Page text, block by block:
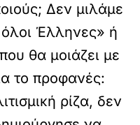
Δεν μιλάμε
όλοι Έλληνες» ή
θα μοιάζει με
το προφανές:
ρίζα, δεν